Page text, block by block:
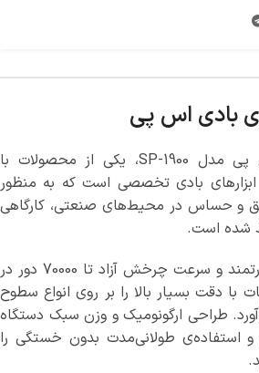
بادی اس پی
فرز قلمی مینیاتوری اس پی مدل SP-1900، یکی از محصولات با
بادی تخصصی است که به منظور
و حساس در محیط‌های صنعتی، کارگاهی
شده است.
با موتور قدرتمند و سرعت چرخش آزاد تا 70000 دور در
با دقت بسیار بالا را بر روی انواع سطوح
طراحی ارگونومیک و وزن سبک دستگاه
و استفاده‌ی طولانی‌مدت بدون خستگی را